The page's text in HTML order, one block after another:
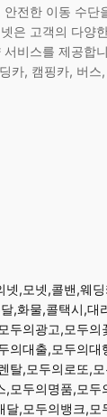
전한 이동 수단
은 고객의 다양
비스를 제공합
카, 캠핑카, 버스
넷,모넷,콜밴,웨
,화물,콜택시,대
두의광고,모두의
의대출,모두의대
탈,모두의로또,
,모두의명품,모두
달,모두의뱅크,모